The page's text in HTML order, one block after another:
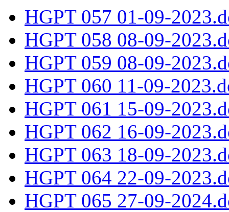
HGPT 057 01-09-
HGPT 058 08-09-
HGPT 059 08-09-
HGPT 060 11-09-
HGPT 061 15-09-
HGPT 062 16-09-
HGPT 063 18-09-
HGPT 064 22-09-
HGPT 065 27-09-